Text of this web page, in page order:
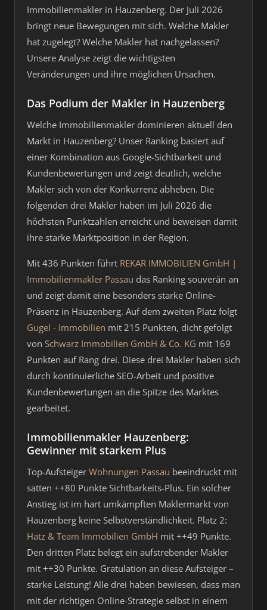
Immobilienmakler in Hauzenberg. Der Juli 2026
bringt neue Bewegungen mit sich. Welche Makler
hat zugelegt? Welche Makler hat nachgelassen?
Unsere Analyse zeigt die wichtigsten
Veränderungen und ihre möglichen Ursachen.
Das Podium der Makler in Hauzenberg
Welche Immobilienmakler dominieren aktuell den
Markt in Hauzenberg? Unser Ranking basiert auf
einer Kombination aus Google-Sichtbarkeit und
Kundenbewertungen und zeigt deutlich, welche
Makler sich von der Konkurrenz abheben. Die
folgenden drei Makler haben im Juli 2026 die
höchsten Punktzahlen erreicht und beweisen damit
ihre starke Marktposition in der Region.
Mit 436 Punkten führt REKAR IMMOBILIEN GmbH |
Immobilienmakler Passau das Ranking souverän an
und zeigt damit eine besonders starke Online-
Präsenz in Hauzenberg. Auf dem zweiten Platz folgt
Gugel - Immobilien mit 215 Punkten, dicht gefolgt
von Schwarz Immobilien GmbH & Co. KG mit 169
Punkten auf Rang drei. Diese drei Makler haben sich
durch kontinuierliche SEO-Arbeit und positive
Kundenbewertungen an die Spitze des Marktes
gearbeitet.
Immobilienmakler Hauzenberg:
Gewinner mit starkem Plus
Top-Aufsteiger Wohnungen Passau beeindruckt mit
satten ++80 Punkte Sichtbarkeits-Plus. Ein solcher
Anstieg ist im hart umkämpften Maklermarkt von
Hauzenberg keine Selbstverständlichkeit. Platz 2:
Hatz & Team Immobilien GmbH mit ++49 Punkte.
Den dritten Platz belegt ein aufstrebender Makler
mit ++30 Punkte. Gratulation an diese Aufsteiger –
starke Leistung! Alle drei haben bewiesen, dass man
mit der richtigen Online-Strategie selbst in einem